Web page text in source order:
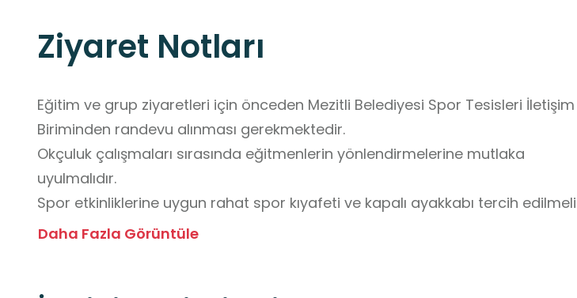
Ziyaret Notları
Eğitim ve grup ziyaretleri için önceden Mezitli Belediyesi Spor Tesisleri İletişim
Biriminden randevu alınması gerekmektedir.
Okçuluk çalışmaları sırasında eğitmenlerin yönlendirmelerine mutlaka
uyulmalıdır.
Spor etkinliklerine uygun rahat spor kıyafeti ve kapalı ayakkabı tercih
Atış alanlarında güvenlik kurallarına titizlikle uyulmalı, izinsiz alana
Daha Fazla Görüntüle